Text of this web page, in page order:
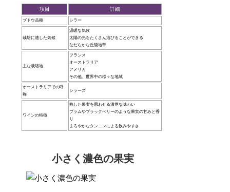
項目 詳細
ブドウ品種 シラー
栽培に適した気候
温暖な気候
太陽の光をたくさん浴びることができる
なだらかな丘陵地帯
主な栽培地
フランス
オーストラリア
アメリカ
その他、世界中の様々な地域
オーストラリアでの呼
称
シラーズ
ワインの特徴
熟した果実を思わせる濃厚な味わい
プラムやブラックベリーのような果実の甘みと香
り
まろやかなタンニンによる飲みやすさ
小さく濃色の果実